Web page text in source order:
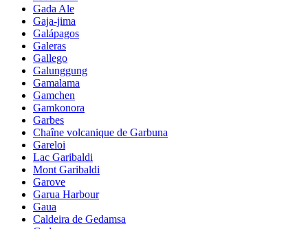
Gada Ale
Gaja-jima
Galápagos
Galeras
Gallego
Galunggung
Gamalama
Gamchen
Gamkonora
Garbes
Chaîne volcanique de Garbuna
Gareloi
Lac Garibaldi
Mont Garibaldi
Garove
Garua Harbour
Gaua
Caldeira de Gedamsa